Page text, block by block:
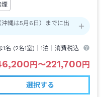
煙
縄は5月6日）までに出
1名 (2名1室)｜1泊 ｜消費税込
円〜221,700円
選択する